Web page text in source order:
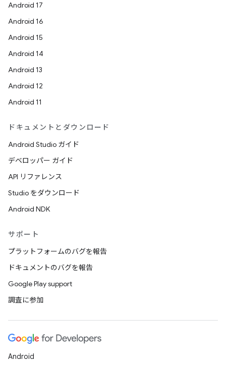
Android 17
Android 16
Android 15
Android 14
Android 13
Android 12
Android 11
ドキュメントとダウンロード
Android Studio ガイド
デベロッパー ガイド
API リファレンス
Studio をダウンロード
Android NDK
サポート
プラットフォームのバグを報告
ドキュメントのバグを報告
Google Play support
調査に参加
Android